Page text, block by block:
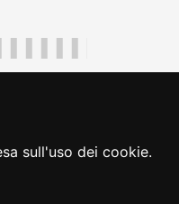
sull'uso dei cookie.